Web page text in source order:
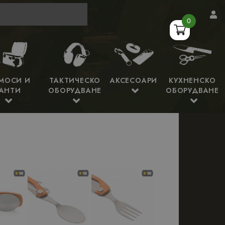
И
ТАКТИЧЕСКО
ОБОРУДВАНЕ
АКСЕСОАРИ
КУХНЕНСКО
ОБОРУДВАНЕ
0